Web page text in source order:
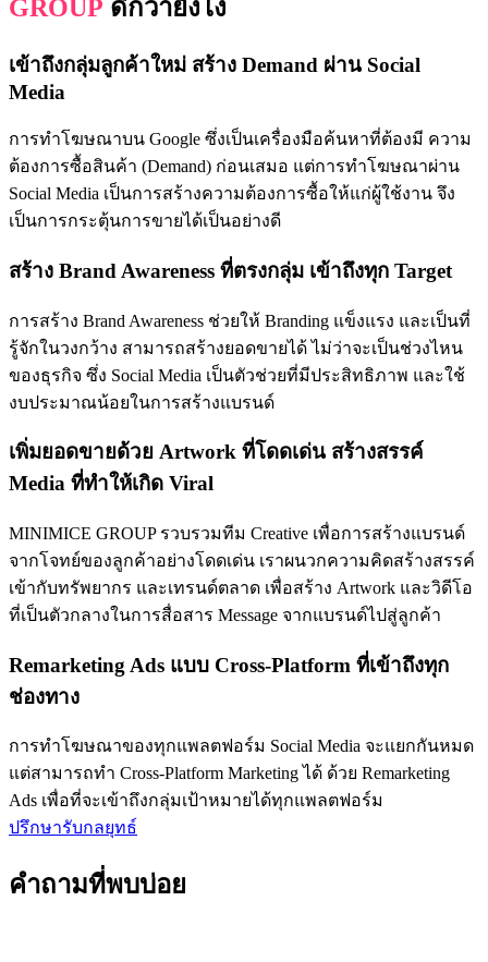
GROUP ดีกว่ายังไง
เข้าถึงกลุ่มลูกค้าใหม่ สร้าง Demand ผ่าน Social
Media
การทำโฆษณาบน Google ซึ่งเป็นเครื่องมือค้นหาที่ต้องมี ความ
ต้องการซื้อสินค้า (Demand) ก่อนเสมอ แต่การทำโฆษณาผ่าน
Social Media เป็นการสร้างความต้องการซื้อให้แก่ผู้ใช้งาน จึง
เป็นการกระตุ้นการขายได้เป็นอย่างดี
สร้าง Brand Awareness ที่ตรงกลุ่ม เข้าถึงทุก Target
การสร้าง Brand Awareness ช่วยให้ Branding แข็งแรง และเป็นที่
รู้จักในวงกว้าง สามารถสร้างยอดขายได้ ไม่ว่าจะเป็นช่วงไหน
ของธุรกิจ ซึ่ง Social Media เป็นตัวช่วยที่มีประสิทธิภาพ และใช้
งบประมาณน้อยในการสร้างแบรนด์
เพิ่มยอดขายด้วย Artwork ที่โดดเด่น สร้างสรรค์
Media ที่ทำให้เกิด Viral
MINIMICE GROUP รวบรวมทีม Creative เพื่อการสร้างแบรนด์
จากโจทย์ของลูกค้าอย่างโดดเด่น เราผนวกความคิดสร้างสรรค์
เข้ากับทรัพยากร และเทรนด์ตลาด เพื่อสร้าง Artwork และวิดีโอ
ที่เป็นตัวกลางในการสื่อสาร Message จากแบรนด์ไปสู่ลูกค้า
Remarketing Ads แบบ Cross-Platform ที่เข้าถึงทุก
ช่องทาง
การทำโฆษณาของทุกแพลตฟอร์ม Social Media จะแยกกันหมด
แต่สามารถทำ Cross-Platform Marketing ได้ ด้วย Remarketing
Ads เพื่อที่จะเข้าถึงกลุ่มเป้าหมายได้ทุกแพลตฟอร์ม
ปรึกษารับกลยุทธ์
คำถามที่พบบ่อย